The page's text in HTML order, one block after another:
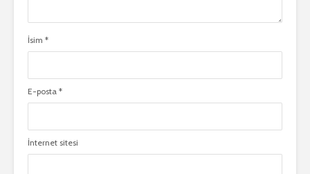
İsim *
E-posta *
İnternet sitesi